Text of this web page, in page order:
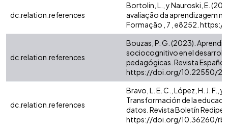
dc.relation.references
Bortolin, L., y Nauroski, E.
avaliação da aprendizagem
Formação , 7 , e8252.
dc.relation.references
Bouzas, P. G. (2023).
sociocognitivo en el
pedagógicas. Revista
https://doi.org/10.22550/
dc.relation.references
Bravo, L. E. C., López, H. J. F.,
Transformación de la
datos. Revista Boletín Redipe ,
https://doi.org/10.36260/